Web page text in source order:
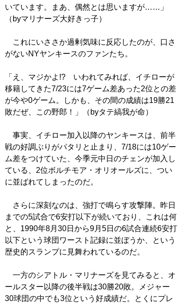
いています。まあ、偶然とは思いますが……」
（byマリナーズ大好きっ子）
これにいささか過剰気味に反応したのが、口さ
がないNYヤンキースのファンたち。
「え、マジかよ!? いわれてみれば、イチローが
移籍してきた7/23には7ゲーム差あった2位との差
が今や0ゲーム。しかも、その間の成績は19勝21
敗だぜ、この野郎！」（byタテ縞我が命）
事実、イチロー加入以降のヤンキースは、前半
戦の好調ぶりがパタリと止まり、7/18には10ゲー
ム差をつけていた、今季元中日のチェンが加入し
ている、2位ボルチモア・オリオールズに、つい
に並ばれてしまったのだ。
さらに深刻なのは、強打で鳴らす攻撃陣。昨日
までの5試合で6安打以下が続いており、これは何
と、1990年8月30日から9月5日の6試合連続6安打
以下という球団ワースト記録に並ぼうか、という
歴史的スランプに見舞われているのだ。
一方のシアトル・マリナーズを見てみると、オ
ールスター以降の後半戦は30勝20敗。メジャー
30球団の中でも3位という好成績だ。とくにプレ